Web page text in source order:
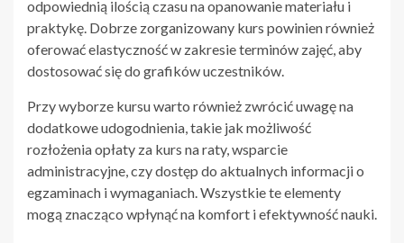
odpowiednią ilością czasu na opanowanie materiału i
praktykę. Dobrze zorganizowany kurs powinien również
oferować elastyczność w zakresie terminów zajęć, aby
dostosować się do grafików uczestników.
Przy wyborze kursu warto również zwrócić uwagę na
dodatkowe udogodnienia, takie jak możliwość
rozłożenia opłaty za kurs na raty, wsparcie
administracyjne, czy dostęp do aktualnych informacji o
egzaminach i wymaganiach. Wszystkie te elementy
mogą znacząco wpłynąć na komfort i efektywność nauki.